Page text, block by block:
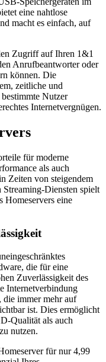
eine nahtlose
macht es einfach, auf
Zugriff auf Ihren 1&1
Anrufbeantworter oder
können. Die
zeitliche und
Nutzer
Internetvergnügen.
für moderne
als auch
Zeiten von steigendem
Diensten spielt
Homeservers eine
die für eine
Zuverlässigkeit des
Internetverbindung
die immer mehr auf
ist. Dies ermöglicht
Qualität als auch
nutzen.
für nur 4,99